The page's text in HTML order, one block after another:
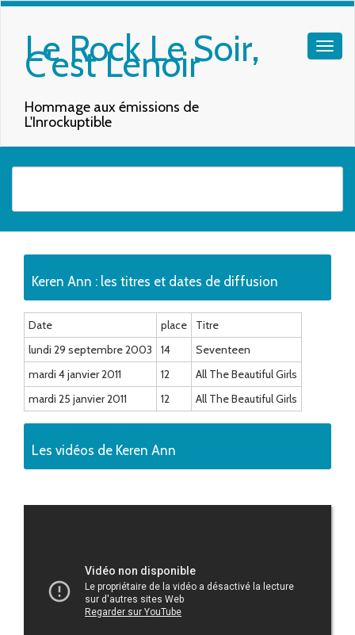
Le Rock Le Soir,
C'est Lenoir
Hommage aux émissions de
L'Inrockuptible
Keren Ann : les titres et dates de diffusion
Date place
Titre
lundi 29 septembre 2003
14
Seventeen
mardi 4 janvier 2011
12
All The Beautiful Girls
mardi 25 janvier 2011
12 All The Beautiful Girls
Les vidéos de Keren Ann